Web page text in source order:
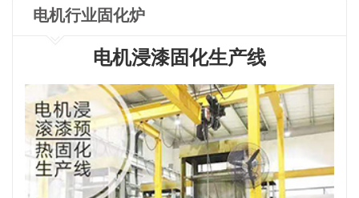
电机行业固化炉
电机浸漆固化生产线